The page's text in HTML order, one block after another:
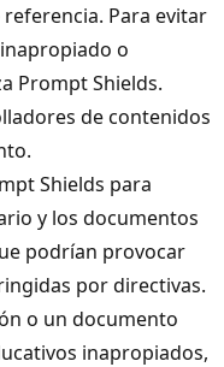
Para evitar
o
Prompt Shields.
de contenidos
Shields para
y los documentos
podrían provocar
por directivas.
o un documento
inapropiados,